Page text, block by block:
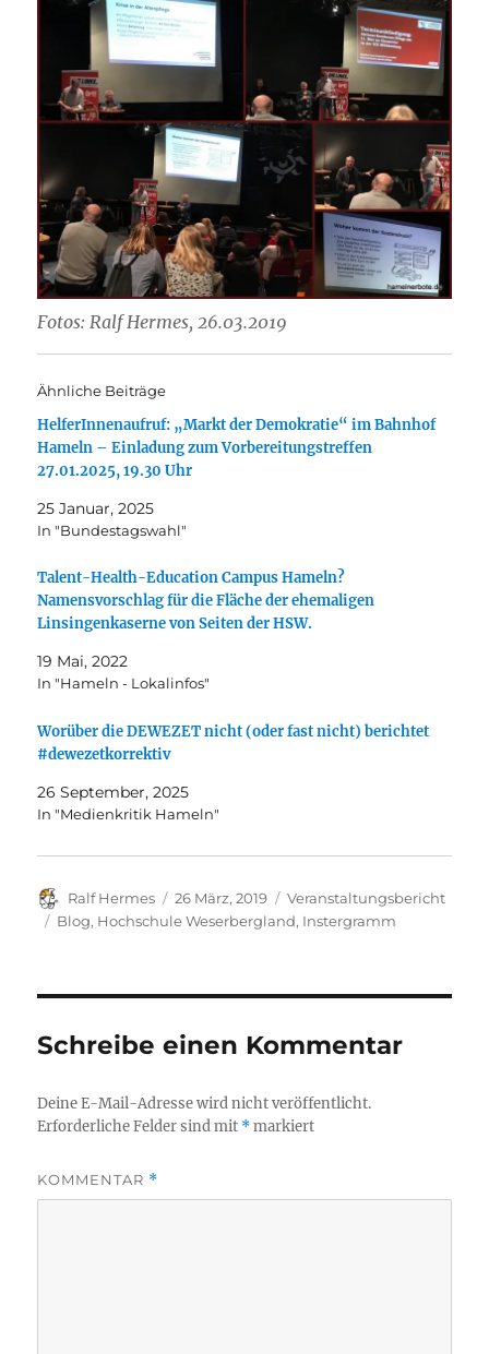
Fotos: Ralf Hermes, 26.03.2019
Ähnliche Beiträge
HelferInnenaufruf: „Markt der Demokratie“ im Bahnhof
Hameln – Einladung zum Vorbereitungstreffen
27.01.2025, 19.30 Uhr
25 Januar, 2025
In "Bundestagswahl"
Talent-Health-Education Campus Hameln?
Namensvorschlag für die Fläche der ehemaligen
Linsingenkaserne von Seiten der HSW.
19 Mai, 2022
In "Hameln - Lokalinfos"
Worüber die DEWEZET nicht (oder fast nicht) berichtet
#dewezetkorrektiv
26 September, 2025
In "Medienkritik Hameln"
Autor
Ralf Hermes
Veröffentlicht
am
26 März, 2019 Kategorien
Veranstaltungsbericht
Schlagwörter
Blog, Hochschule Weserbergland, Instergramm
Schreibe einen Kommentar
Deine E-Mail-Adresse wird nicht veröffentlicht.
Erforderliche Felder sind mit *markiert
KOMMENTAR *